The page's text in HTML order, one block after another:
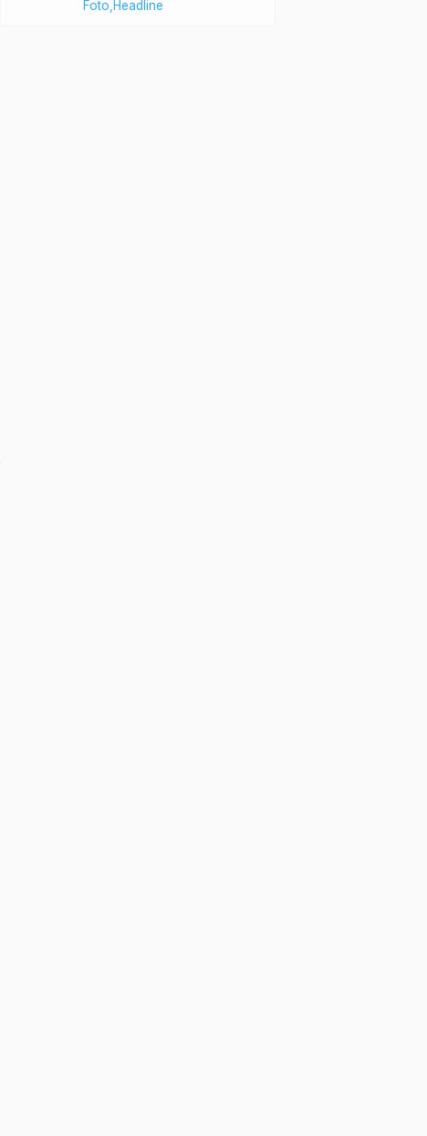
Foto Headline
Tapi Aman Saja